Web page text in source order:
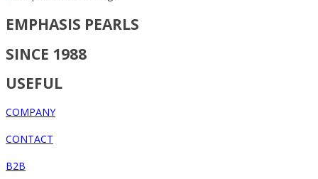
EMPHASIS PEARLS
SINCE 1988
USEFUL
COMPANY
CONTACT
B2B